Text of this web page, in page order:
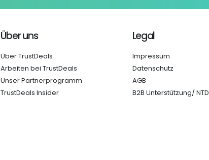
Über uns
Über TrustDeals
Arbeiten bei TrustDeals
Unser Partnerprogramm
TrustDeals Insider
Legal
Impressum
Datenschutz
AGB
B2B Unterstützung/ NTD